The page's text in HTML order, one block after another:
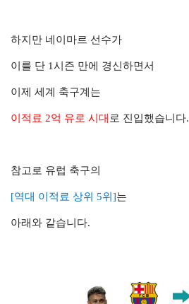
하지만 네이마르 선수가
이를 단 1시즌 만에 경신하면서
이제 세계 축구계는
이적료 2억 유로 시대 로 진입했습니다.
참고로 유럽 축구의
[역대 이적료 상위 5위]는
아래와 같습니다.